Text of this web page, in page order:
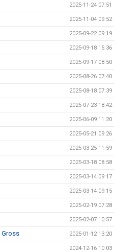
2025-11-24 07:51
2025-11-04 09:52
2025-09-22 09:19
2025-09-18 15:36
2025-09-17 08:50
2025-08-26 07:40
2025-08-18 07:39
2025-07-23 18:42
2025-06-09 11:20
2025-05-21 09:26
2025-03-25 11:59
2025-03-18 08:58
2025-03-14 09:17
2025-03-14 09:15
2025-02-19 07:28
2025-02-07 10:57
Gross 2025-01-12 13:20
2024-12-16 10:03